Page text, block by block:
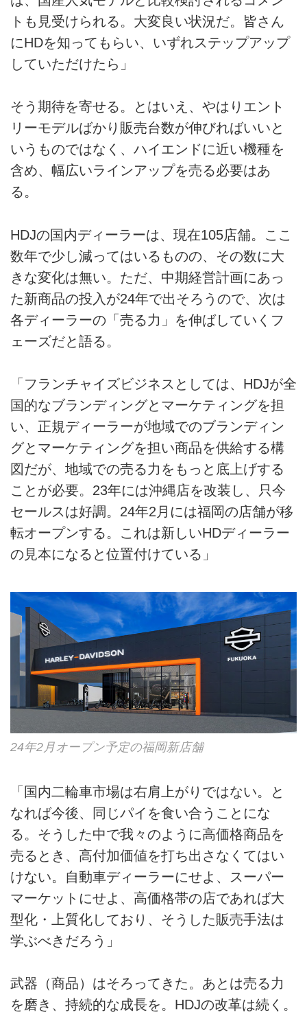
トも見受けられる。大変良い状況だ。皆さん
にHDを知ってもらい、いずれステップアップ
していただけたら」
そう期待を寄せる。とはいえ、やはりエント
リーモデルばかり販売台数が伸びればいいと
いうものではなく、ハイエンドに近い機種を
含め、幅広いラインアップを売る必要はあ
る。
HDJの国内ディーラーは、現在105店舗。ここ
数年で少し減ってはいるものの、その数に大
きな変化は無い。ただ、中期経営計画にあっ
た新商品の投入が24年で出そろうので、次は
各ディーラーの「売る力」を伸ばしていくフ
ェーズだと語る。
「フランチャイズビジネスとしては、HDJが全
国的なブランディングとマーケティングを担
い、正規ディーラーが地域でのブランディン
グとマーケティングを担い商品を供給する構
図だが、地域での売る力をもっと底上げする
ことが必要。23年には沖縄店を改装し、只今
セールスは好調。24年2月には福岡の店舗が移
転オープンする。これは新しいHDディーラー
の見本になると位置付けている」
24年2月オープン予定の福岡新店舗
「国内二輪車市場は右肩上がりではない。と
なれば今後、同じパイを食い合うことにな
る。そうした中で我々のように高価格商品を
売るとき、高付加価値を打ち出さなくてはい
けない。自動車ディーラーにせよ、スーパー
マーケットにせよ、高価格帯の店であれば大
型化・上質化しており、そうした販売手法は
学ぶべきだろう」
武器（商品）はそろってきた。あとは売る力
を磨き、持続的な成長を。HDJの改革は続く。